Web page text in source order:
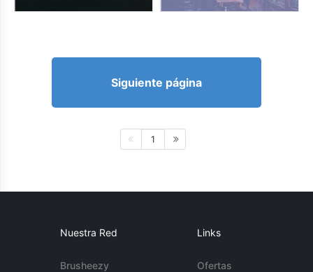
Siguiente página
1
Nuestra Red
Brusheezy
Links
Ofertas